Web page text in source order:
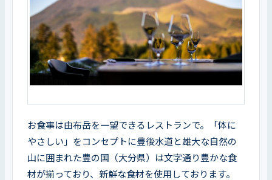
お食事は由布岳を一望できるレストランで。「体に
やさしい」をコンセプトに豊後水道と雄大な自然の
山に囲まれた豊の国（大分県）は文字通り豊かな食
材が揃っており、新鮮な食材を使用しております。